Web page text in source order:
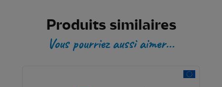
Produits similaires
Vous pourriez aussi aimer...